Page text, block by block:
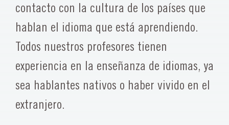
contacto con la cultura de los países que
hablan el idioma que está aprendiendo.
Todos nuestros profesores tienen
experiencia en la enseñanza de idiomas, ya
sea hablantes nativos o haber vivido en el
extranjero.